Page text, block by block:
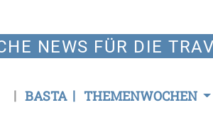
NEWS FÜR DIE
BASTA THEMENWOCHEN